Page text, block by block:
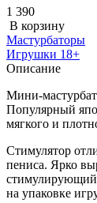
1 390
В корзину
Мастурбаторы
Игрушки 18+
Описание
Мини-
Популярный
мягкого и
Стимулятор
пениса. Ярко
стимулирующий
на упаковке